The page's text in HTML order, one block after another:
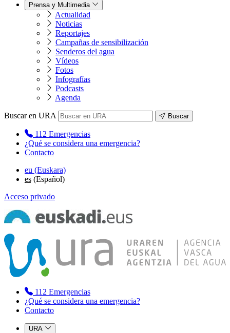
Prensa y Multimedia
Actualidad
Noticias
Reportajes
Campañas de sensibilización
Senderos del agua
Vídeos
Fotos
Infografías
Podcasts
Agenda
Buscar en URA Buscar
112 Emergencias
¿Qué se considera una emergencia?
Contacto
eu (Euskara)
es (Español)
Acceso privado
112 Emergencias
¿Qué se considera una emergencia?
Contacto
URA